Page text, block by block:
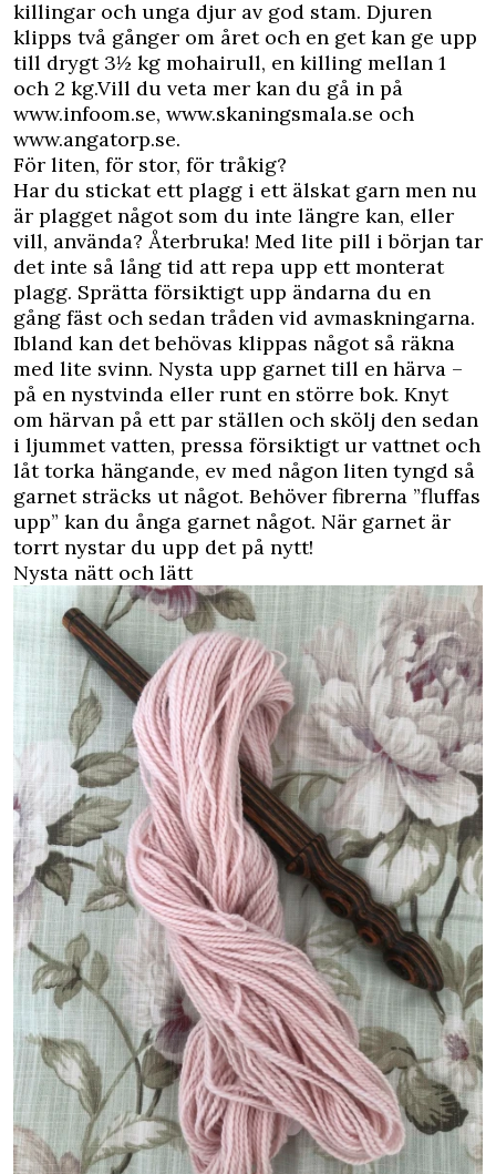
killingar och unga djur av god stam. Djuren
klipps två gånger om året och en get kan ge upp
till drygt 3½ kg mohairull, en killing mellan 1
och 2 kg.Vill du veta mer kan du gå in på
www.infoom.se, www.skaningsmala.se och
www.angatorp.se.
För liten, för stor, för tråkig?
Har du stickat ett plagg i ett älskat garn men nu
är plagget något som du inte längre kan, eller
vill, använda? Återbruka! Med lite pill i början tar
det inte så lång tid att repa upp ett monterat
plagg. Sprätta försiktigt upp ändarna du en
gång fäst och sedan tråden vid avmaskningarna.
Ibland kan det behövas klippas något så räkna
med lite svinn. Nysta upp garnet till en härva –
på en nystvinda eller runt en större bok. Knyt
om härvan på ett par ställen och skölj den sedan
i ljummet vatten, pressa försiktigt ur vattnet och
låt torka hängande, ev med någon liten tyngd så
garnet sträcks ut något. Behöver fibrerna ”fluffas
upp” kan du ånga garnet något. När garnet är
torrt nystar du upp det på nytt!
Nysta nätt och lätt